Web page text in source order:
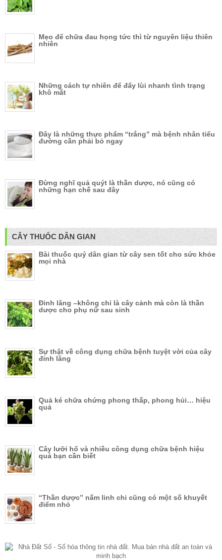
Mẹo để chữa đau họng tức thì từ nguyên liệu thiên
nhiên
Những cách tự nhiên để đẩy lùi nhanh tình trạng
khô mắt
Đây là những thực phẩm “trắng” mà bệnh nhân tiểu
đường cần phải bỏ ngay
Đừng nghĩ quả quýt là thần dược, nó cũng có
những hạn chế sau đây
CÂY THUỐC DÂN GIAN
Bài thuốc quý dân gian từ cây sen tốt cho sức khỏe
mọi nhà
Đinh lăng –không chỉ là cây cảnh mà còn là thần
dược cho phụ nữ sau sinh
Sự thật về công dụng chữa bệnh tuyệt vời của cây
đinh lăng
Quả ké chữa chứng phong thấp, phong hủi… hiệu
quả
Cây lưỡi hổ và nhiều công dụng chữa bệnh hiệu
quả bạn cần biết
“Thần dược” nấm linh chi cũng có một số khuyết
điểm nhỏ